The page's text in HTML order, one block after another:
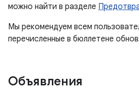
можно найти в разделе
Мы рекомендуем всем
перечисленные в бюллетене
Объявления